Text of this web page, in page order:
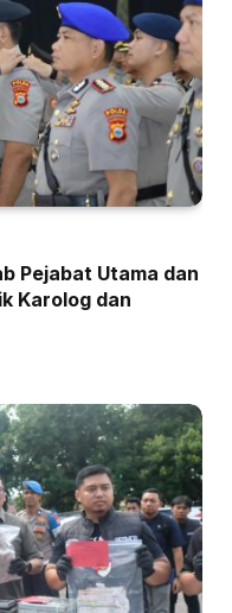
Pejabat Utama dan
Karolog dan